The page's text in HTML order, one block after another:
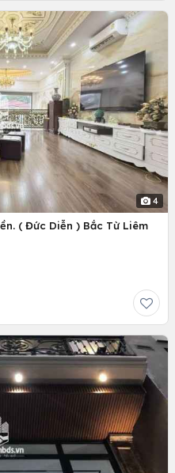
4
( Đức Diễn ) Bắc Từ Liêm